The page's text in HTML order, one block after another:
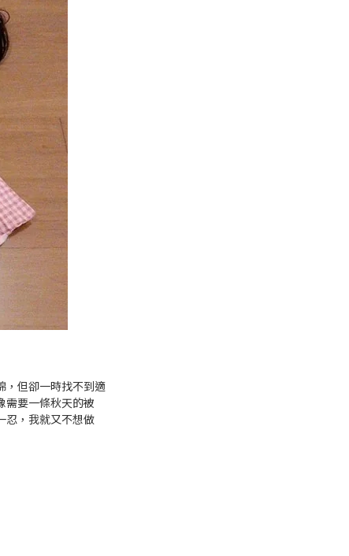
，但卻一時找不到適
需要一條秋天的被
忍，我就又不想做